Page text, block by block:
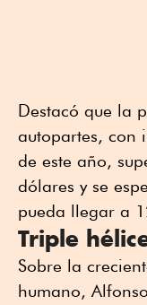
Destacó que la
autopartes, con
de este año,
dólares y se
pueda llegar a
Triple
Sobre la
humano,